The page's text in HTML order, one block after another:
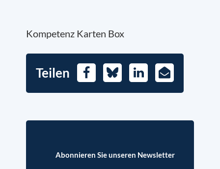
Kompetenz Karten Box
Teilen FacebookBlueskyLinkedIn
E-
Mail
Abonnieren Sie unseren Newsletter